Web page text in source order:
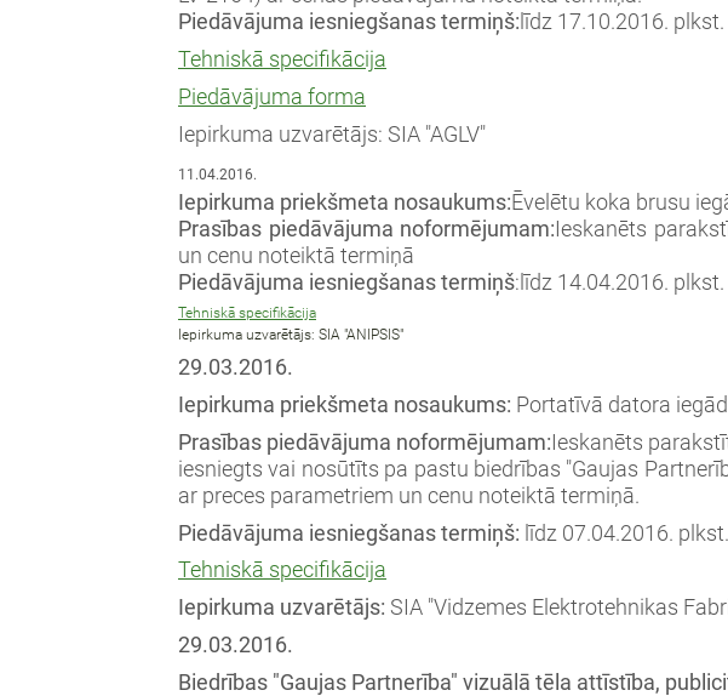
Piedāvājuma iesniegšanas termiņš: līdz 17.10.2016.
Tehniskā specifikācija
Piedāvājuma forma
Iepirkuma uzvarētājs: SIA "AGLV"
11.04.2016.
Iepirkuma priekšmeta nosaukums:Ēvelētu koka brusu
Prasības piedāvājuma noformējumam:Ieskanēts
un cenu noteiktā termiņā
Piedāvājuma iesniegšanas termiņš:līdz 14.04.2016.
Tehniskā specifikācija
Iepirkuma uzvarētājs: SIA "ANIPSIS"
29.03.2016.
Iepirkuma priekšmeta nosaukums: Portatīvā datora
Prasības piedāvājuma noformējumam:Ieskanēts
iesniegts vai nosūtīts pa pastu biedrības "Gaujas
ar preces parametriem un cenu noteiktā termiņā.
Piedāvājuma iesniegšanas termiņš: līdz 07.04.2016.
Tehniskā specifikācija
Iepirkuma uzvarētājs: SIA "Vidzemes Elektrotehnikas
29.03.2016.
Biedrības "Gaujas Partnerība" vizuālā tēla attīstība,